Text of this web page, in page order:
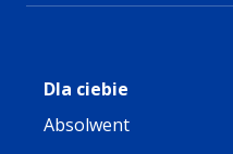
Dla ciebie
Absolwent